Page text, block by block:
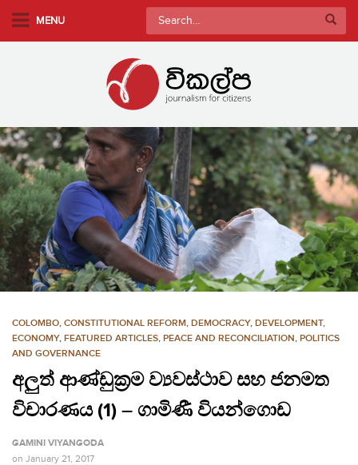
m
a
i
n
c
o
n
t
e
MENU
Search
for:
COLOMBO, CONSTITUTIONAL REFORM, DEMOCRACY, DEVELOPMENT,
ECONOMY, FEATURED ARTICLES, PEACE AND RECONCILIATION, POLITICS
AND GOVERNANCE
අලුත් ආණ්ඩුක්‍රම ව්‍යවස්ථාව සහ ජනමත
විචාරණය (1) – ගාමිණී වියන්ගොඩ
GAMINI VIYANGODA
on January 21, 2017